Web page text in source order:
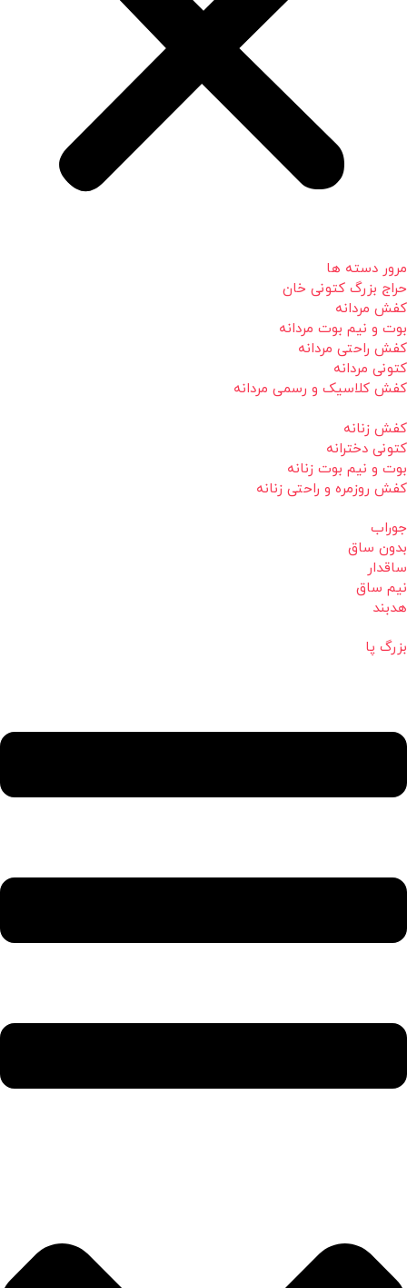
مرور دسته ها
حراج بزرگ کتونی خان
کفش مردانه
بوت و نیم بوت مردانه
کفش راحتی مردانه
کتونی مردانه
کفش کلاسیک و رسمی مردانه
کفش زنانه
کتونی دخترانه
بوت و نیم بوت زنانه
کفش روزمره و راحتی زنانه
جوراب
بدون ساق
ساقدار
نیم ساق
هدبند
بزرگ پا